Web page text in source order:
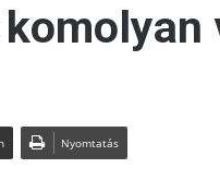
Nyomtatás